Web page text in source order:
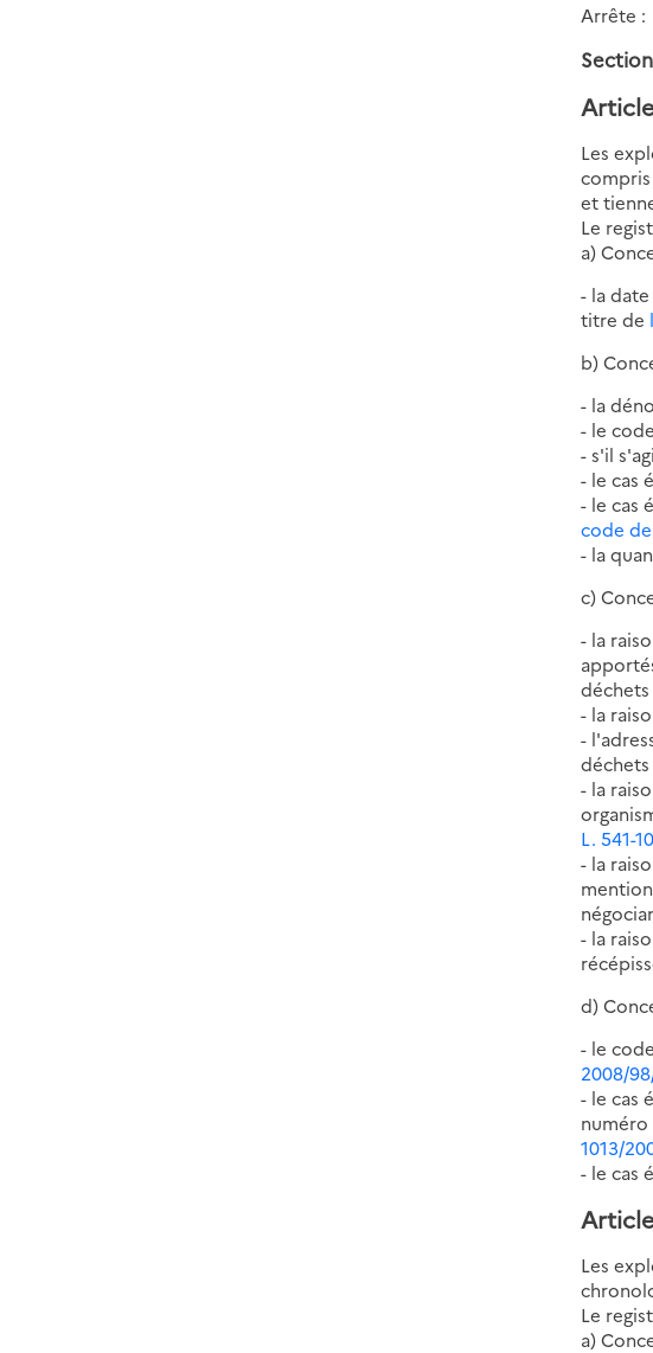
Arrête :
Les
et
Le
a)
- la
titre de
b)
- la
- le
- s'il
- le cas
- le cas
code
- la
c)
- la
déchets
- la
-
déchets
- la
L. 541-
- la
- la
d)
- le
2008/
- le cas
1013/
- le cas
Les
Le
a)